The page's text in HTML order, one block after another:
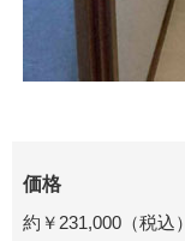
価格
約￥231,000（税込）